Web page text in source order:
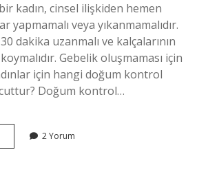
kadın, cinsel ilişkiden hemen
yapmamalı veya yıkanmamalıdır.
dakika uzanmalı ve kalçalarının
Gebelik oluşmaması için
için hangi doğum kontrol
Doğum kontrol…
Korunmasız
Ilişkiye
2 Yorum